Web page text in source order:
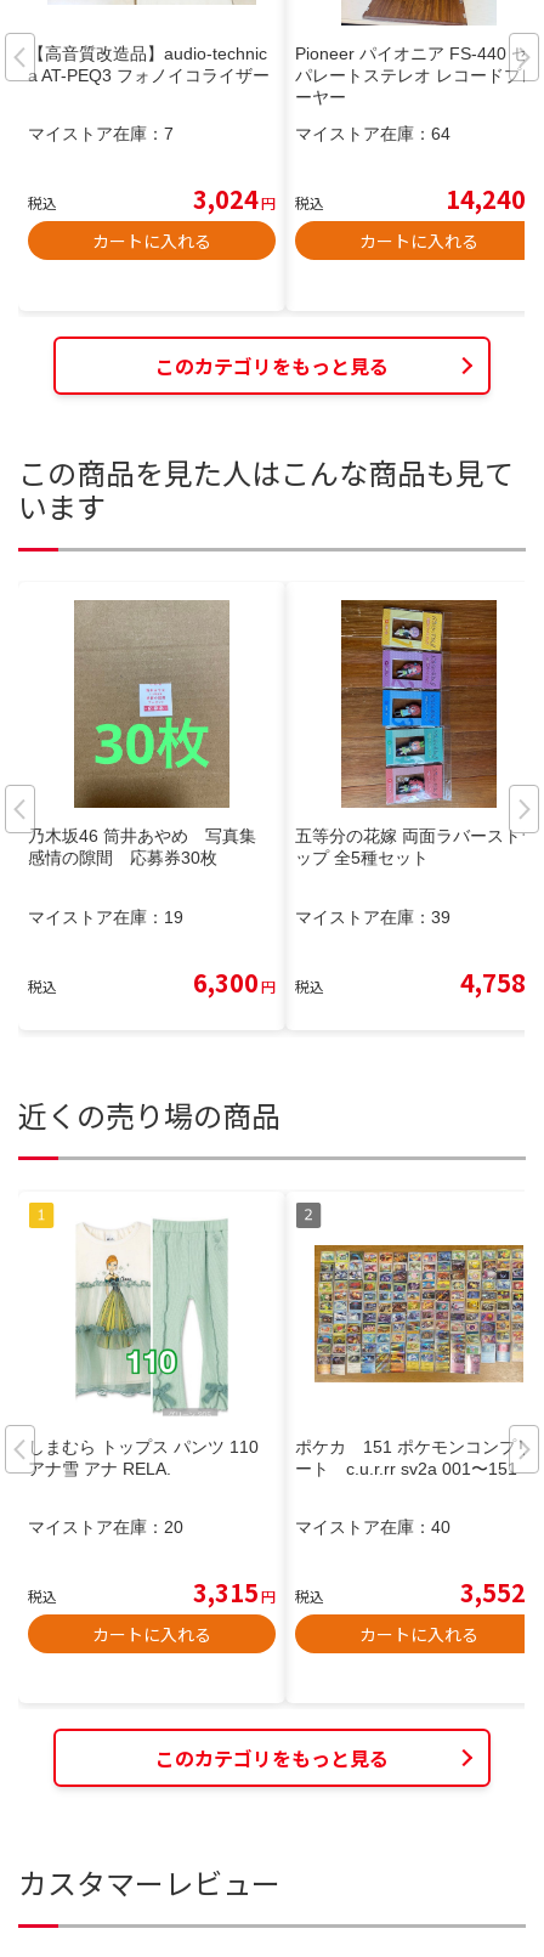
【高音質改造品】audio-technic
a AT-PEQ3 フォノイコライザー
マイストア在庫： 7
税込 3,024円
カートに入れる
Pioneer パイオニア FS-440 セ
パレートステレオ レコードプレ
ーヤー
マイストア在庫： 64
税込 14,240
カートに入れる
このカテゴリをもっと見る
この商品を見た人はこんな商品も見て
います
乃木坂46 筒井あやめ 写真集
感情の隙間 応募券30枚
マイストア在庫： 19
税込 6,300円
五等分の花嫁 両面ラバーストラ
ップ 全5種セット
マイストア在庫： 39
税込 4,758
近くの売り場の商品
しまむら トップス パンツ 110
アナ雪 アナ RELA.
マイストア在庫： 20
税込 3,315円
カートに入れる
ポケカ 151 ポケモンコンプリ
ート c.u.r.rr sv2a 001〜151
マイストア在庫： 40
税込 3,552
カートに入れる
このカテゴリをもっと見る
カスタマーレビュー